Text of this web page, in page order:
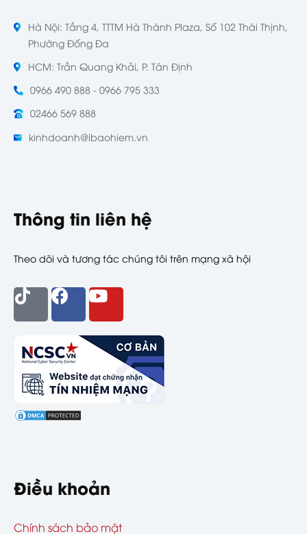
Hà Nội: Tầng 4, TTTM Hà Thành Plaza, Số 102 Thái Thịnh,
Phường Đống Đa
HCM: Trần Quang Khải, P. Tân Định
0966 490 888 - 0966 795 333
02466 569 888
kinhdoanh@ibaohiem.vn
Thông tin liên hệ
Theo dõi và tương tác chúng tôi trên mạng xã hội
Điều khoản
Chính sách bảo mật